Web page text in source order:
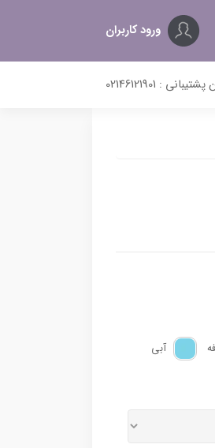
ورود کاربران
: 02146121901
آبی